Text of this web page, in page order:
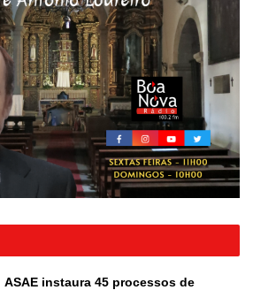
ASAE instaura 45 processos de